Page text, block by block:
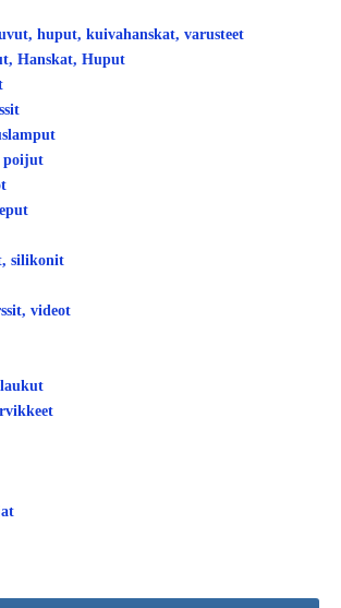
huput, kuivahanskat, varusteet
Hanskat, Huput
poijut
silikonit
videot